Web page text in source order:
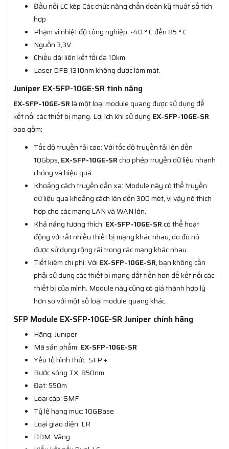
Đầu nối LC kép Các chức năng chẩn đoán kỹ thuật số tích
hợp
Phạm vi nhiệt độ công nghiệp: -40 ° C đến 85 ° C
Nguồn 3,3V
Chiều dài liên kết tối đa 10km
Laser DFB 1310nm không được làm mát.
Juniper EX-SFP-10GE-SR tính năng
EX-SFP-10GE-SRlà một loại module quang được sử dụng để
kết nối các thiết bị mạng. Lợi ích khi sử dụng EX-SFP-10GE-SR
bao gồm:
Tốc độ truyền tải cao: Với tốc độ truyền tải lên đến
10Gbps, EX-SFP-10GE-SRcho phép truyền dữ liệu nhanh
chóng và hiệu quả.
Khoảng cách truyền dẫn xa: Module này có thể truyền
dữ liệu qua khoảng cách lên đến 300 mét, vì vậy nó thích
hợp cho các mạng LAN và WAN lớn.
Khả năng tương thích: EX-SFP-10GE-SRcó thể hoạt
động với rất nhiều thiết bị mạng khác nhau, do đó nó
được sử dụng rộng rãi trong các mạng khác nhau.
Tiết kiệm chi phí: Với EX-SFP-10GE-SR, bạn không cần
phải sử dụng các thiết bị mạng đắt tiền hơn để kết nối các
thiết bị của mình. Module này cũng có giá thành hợp lý
hơn so với một số loại module quang khác.
SFP Module EX-SFP-10GE-SR Juniper chính hãng
Hãng: Juniper
Mã sản phẩm: EX-SFP-10GE-SR
Yếu tố hình thức: SFP +
Bước sóng TX: 850nm
Đạt: 550m
Loại cáp: SMF
Tỷ lệ hạng mục: 10GBase
Loại giao diện: LR
DDM: Vâng